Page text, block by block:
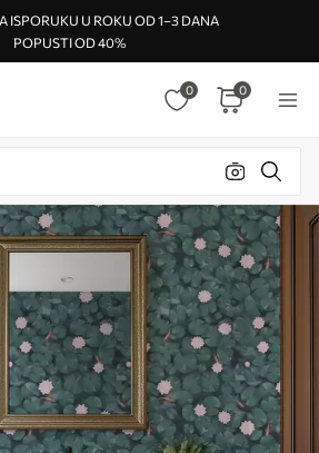
ISPORUKU U ROKU OD 1–3 DANA
POPUSTI OD 40%
0 0